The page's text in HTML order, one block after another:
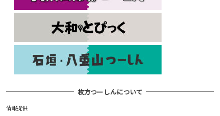
枚方つーしんについて
情報提供